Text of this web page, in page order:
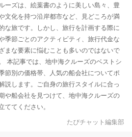
ーズは、絵葉書のように美しい島々、豊
文化を持つ沿岸都市など、見どころが満
な旅です。しかし、旅行を計画する際に
季節ごとのアクティビティ、旅行代金な
まな要素に悩むことも多いのではないで
本記事では、地中海クルーズのベストシ
節別の価格帯、人気の船会社についてポ
説します。ご自身の旅行スタイルに合っ
や船会社を見つけて、地中海クルーズの
ててください。
たびチャット編集部